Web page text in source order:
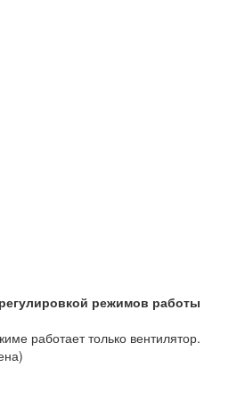
режимов работы
работает только вентилятор.